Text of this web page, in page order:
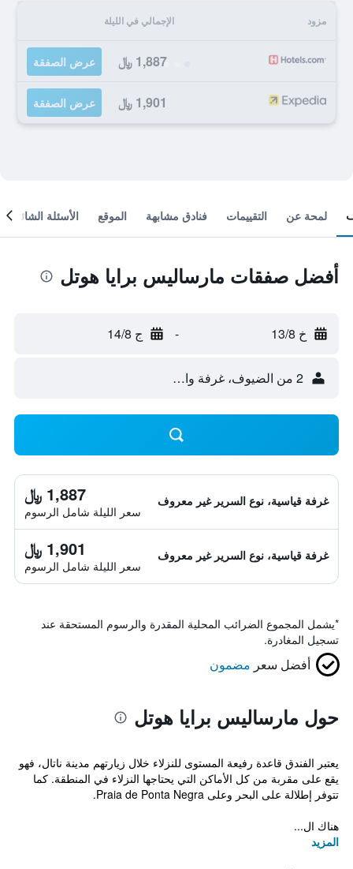
مزود الإجمالي في الليلة
1,887 ﷼ عرض الصفقة
1,901 ﷼ عرض الصفقة
لمحة عن التقييمات فنادق مشابهة الموقع الأسئلة الشائعة
أفضل صفقات مارساليس برايا هوتل
خ 13/8 - ج 14/8
2 من الضيوف، غرفة واحدة
غرفة قياسية، نوع السرير غير معروف 1,887 ﷼
سعر الليلة شامل الرسوم
غرفة قياسية، نوع السرير غير معروف 1,901 ﷼
سعر الليلة شامل الرسوم
*يشمل المجموع الضرائب المحلية المقدرة والرسوم المستحقة عند
تسجيل المغادرة.
أفضل سعر مضمون
حول مارساليس برايا هوتل
يعتبر الفندق قاعدة رفيعة المستوى للنزلاء خلال زيارتهم مدينة ناتال، فهو
يقع على مقربة من كل الأماكن التي يحتاجها النزلاء في المنطقة. كما
تتوفر إطلالة على البحر وعلى Praia de Ponta Negra.
هناك ال...
المزيد